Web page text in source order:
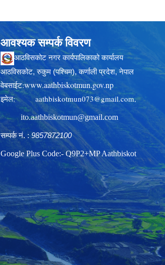
आवश्यक सम्पर्क विवरण
आठविसकोट नगर कार्यपालिकाको कार्यालय
आठविसकोट, रुकुम (पश्चिम), कर्णाली प्रदेश, नेपाल
वेबसाईट:www.aathbiskotmun.gov.np
इमेल: aathbiskotmun073@gmail.com,
ito.aathbiskotmun@gmail.com
सम्पर्क नं. :9857872100
Google Plus Code:- Q9P2+MP Aathbiskot